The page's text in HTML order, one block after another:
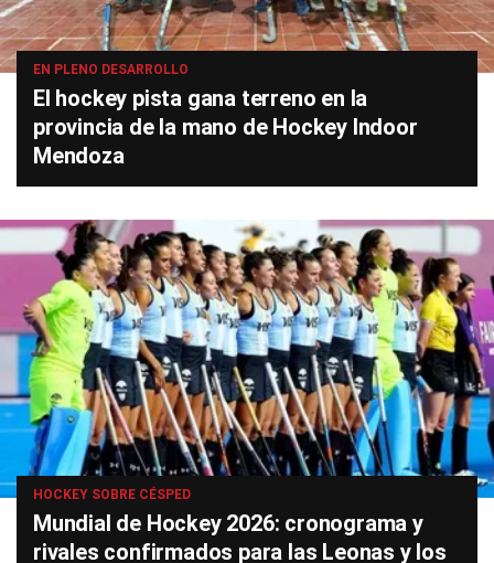
EN PLENO DESARROLLO
El hockey pista gana terreno en la
provincia de la mano de Hockey Indoor
Mendoza
HOCKEY SOBRE CÉSPED
Mundial de Hockey 2026: cronograma y
rivales confirmados para las Leonas y los